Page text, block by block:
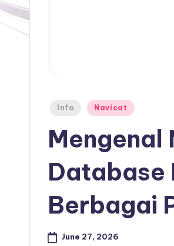
Posted
Info Navicat
Database
Berbagai
June 27, 2026